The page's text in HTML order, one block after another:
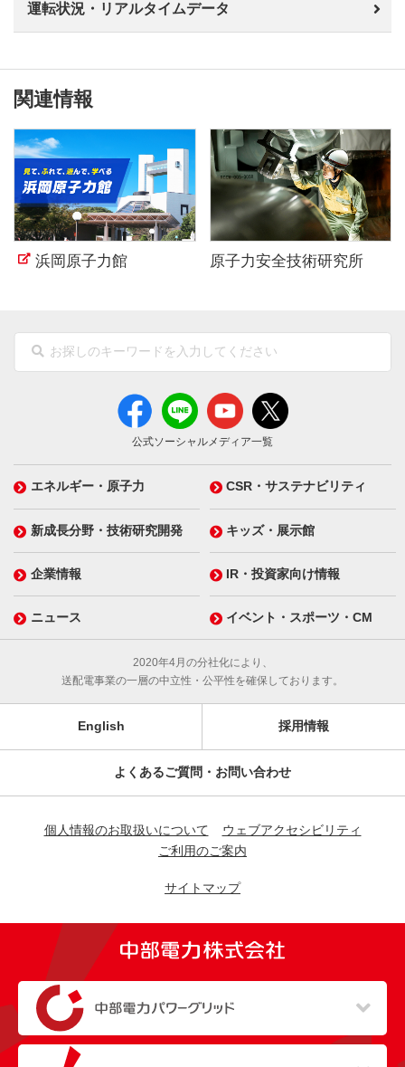
運転状況・リアルタイムデータ
関連情報
浜岡原子力館 原子力安全技術研究所
公式ソーシャルメディア一覧
エネルギー・原子力 CSR・サステナビリティ
新成長分野・技術研究開発 キッズ・展示館
企業情報 IR・投資家向け情報
ニュース イベント・スポーツ・CM
2020年4月の分社化により、
送配電事業の一層の中立性・公平性を確保しております。
English 採用情報
よくあるご質問・お問い合わせ
個人情報のお取扱いについて
ウェブアクセシビリティ
ご利用のご案内
サイトマップ
（新しいウィンドウを開きます）